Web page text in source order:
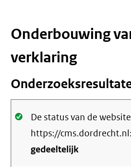
Onderbouwing
verklaring
Oké.
De status van de website
https://
gedeeltelijk